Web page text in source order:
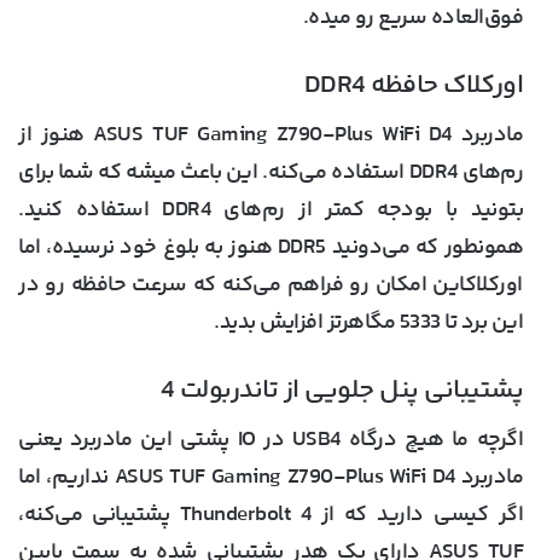
فوق‌العاده سریع رو میده.
اورکلاک حافظه DDR4
مادربرد ASUS TUF Gaming Z790-Plus WiFi D4 هنوز از
رم‌های DDR4 استفاده می‌کنه. این باعث میشه که شما برای
بتونید با بودجه کمتر از رم‌های DDR4 استفاده کنید.
همونطور که می‌دونید DDR5 هنوز به بلوغ خود نرسیده، اما
اورکلاکاین امکان رو فراهم می‌کنه که سرعت حافظه رو در
این برد تا 5333 مگاهرتز افزایش بدید.
پشتیبانی پنل جلویی از تاندربولت 4
اگرچه ما هیچ درگاه USB4 در IO پشتی این مادربرد یعنی
مادربرد ASUS TUF Gaming Z790-Plus WiFi D4 نداریم، اما
اگر کیسی دارید که از Thunderbolt 4 پشتیبانی می‌کنه،
ASUS TUF دارای یک هدر پشتیبانی شده به سمت پایین